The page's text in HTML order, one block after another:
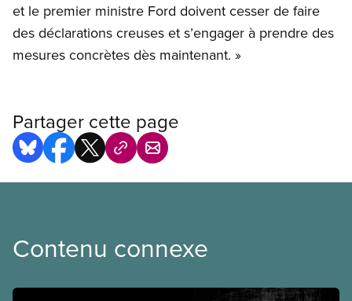
et le premier ministre Ford doivent cesser de faire
des déclarations creuses et s’engager à prendre des
mesures concrètes dès maintenant. »
Partager cette page
Contenu connexe